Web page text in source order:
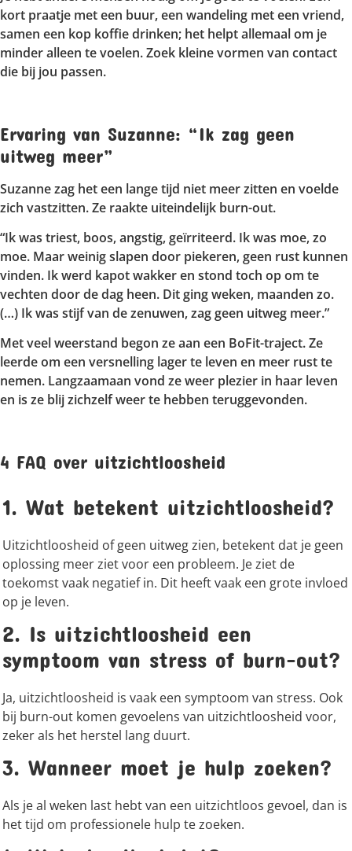
kort praatje met een buur, een wandeling met een vriend,
samen een kop koffie drinken; het helpt allemaal om je
minder alleen te voelen. Zoek kleine vormen van contact
die bij jou passen.
Ervaring van Suzanne: “Ik zag geen
uitweg meer”
Suzanne zag het een lange tijd niet meer zitten en voelde
zich vastzitten. Ze raakte uiteindelijk burn-out.
“Ik was triest, boos, angstig, geïrriteerd. Ik was moe, zo
moe. Maar weinig slapen door piekeren, geen rust kunnen
vinden. Ik werd kapot wakker en stond toch op om te
vechten door de dag heen. Dit ging weken, maanden zo.
(…) Ik was stijf van de zenuwen, zag geen uitweg meer.”
Met veel weerstand begon ze aan een BoFit-traject. Ze
leerde om een versnelling lager te leven en meer rust te
nemen. Langzaamaan vond ze weer plezier in haar leven
en is ze blij zichzelf weer te hebben teruggevonden.
4 FAQ over uitzichtloosheid
1. Wat betekent uitzichtloosheid?
Uitzichtloosheid of geen uitweg zien, betekent dat je geen
oplossing meer ziet voor een probleem. Je ziet de
toekomst vaak negatief in. Dit heeft vaak een grote invloed
op je leven.
2. Is uitzichtloosheid een
symptoom van stress of burn-out?
Ja, uitzichtloosheid is vaak een symptoom van stress. Ook
bij burn-out komen gevoelens van uitzichtloosheid voor,
zeker als het herstel lang duurt.
3. Wanneer moet je hulp zoeken?
Als je al weken last hebt van een uitzichtloos gevoel, dan is
het tijd om professionele hulp te zoeken.